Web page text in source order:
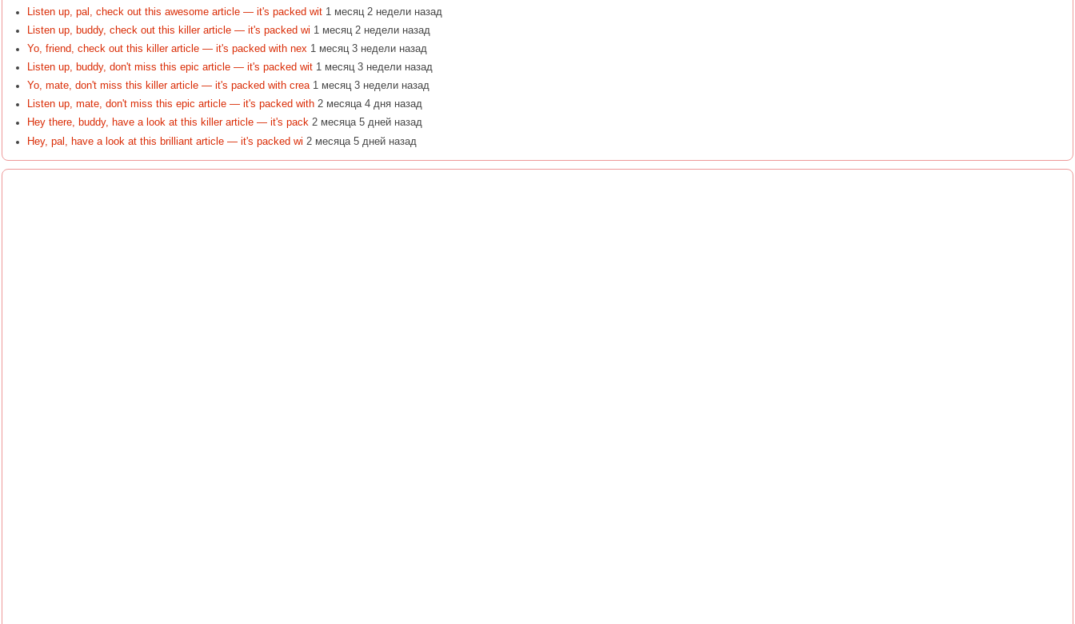
Listen up, pal, check out this awesome article — it's packed wit 1 месяц 2 недели назад
Listen up, buddy, check out this killer article — it's packed wi 1 месяц 2 недели назад
Yo, friend, check out this killer article — it's packed with nex 1 месяц 3 недели назад
Listen up, buddy, don't miss this epic article — it's packed wit 1 месяц 3 недели назад
Yo, mate, don't miss this killer article — it's packed with crea 1 месяц 3 недели назад
Listen up, mate, don't miss this epic article — it's packed with 2 месяца 4 дня назад
Hey there, buddy, have a look at this killer article — it's pack 2 месяца 5 дней назад
Hey, pal, have a look at this brilliant article — it's packed wi 2 месяца 5 дней назад